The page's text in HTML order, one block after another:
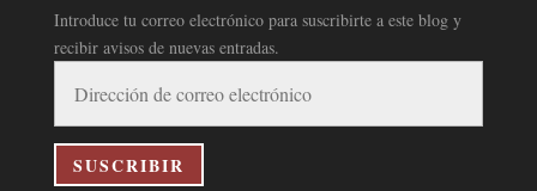
Introduce tu correo electrónico para suscribirte a este blog y
recibir avisos de nuevas entradas.
correo
electrónico
SUSCRIBIR